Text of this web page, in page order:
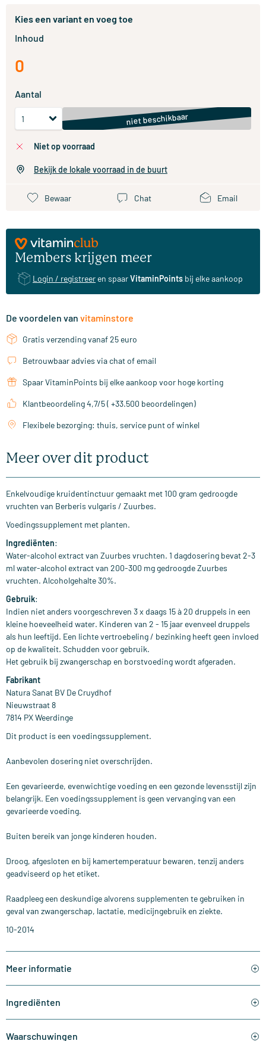
Kies een variant en voeg toe
Inhoud
0
Aantal
niet beschikbaar
niet op voorraad
Bekijk de lokale voorraad in de buurt
Bewaar Chat Email
Members krijgen meer
Login / registreer en spaarVitaminPoints bij elke aankoop
De voordelen van vitaminstore
Gratis verzending vanaf 25 euro
Betrouwbaar advies via chat of email
Spaar VitaminPoints bij elke aankoop voor hoge korting
Klantbeoordeling 4,7/5 ( +33.500 beoordelingen)
Flexibele bezorging: thuis, service punt of winkel
Meer over dit product
Enkelvoudige kruidentinctuur gemaakt met 100 gram gedroogde
vruchten van Berberis vulgaris / Zuurbes.
Voedingssupplement met planten.
Ingrediënten:
Water-alcohol extract van Zuurbes vruchten. 1 dagdosering bevat 2-3
ml water-alcohol extract van 200-300 mg gedroogde Zuurbes
vruchten. Alcoholgehalte 30%.
Gebruik:
Indien niet anders voorgeschreven 3 x daags 15 à 20 druppels in een
kleine hoeveelheid water. Kinderen van 2 - 15 jaar evenveel druppels
als hun leeftijd. Een lichte vertroebeling / bezinking heeft geen invloed
op de kwaliteit. Schudden voor gebruik.
Het gebruik bij zwangerschap en borstvoeding wordt afgeraden.
Fabrikant
Natura Sanat BV De Cruydhof
Nieuwstraat 8
7814 PX Weerdinge
Dit product is een voedingssupplement.
Aanbevolen dosering niet overschrijden.
Een gevarieerde, evenwichtige voeding en een gezonde levensstijl zijn
belangrijk. Een voedingssupplement is geen vervanging van een
gevarieerde voeding.
Buiten bereik van jonge kinderen houden.
Droog, afgesloten en bij kamertemperatuur bewaren, tenzij anders
geadviseerd op het etiket.
Raadpleeg een deskundige alvorens supplementen te gebruiken in
geval van zwangerschap, lactatie, medicijngebruik en ziekte.
10-2014
Meer informatie
Ingrediënten
Waarschuwingen